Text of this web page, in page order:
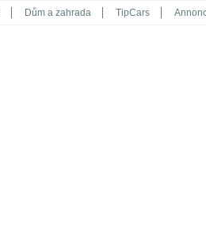
Dům a zahrada TipCars